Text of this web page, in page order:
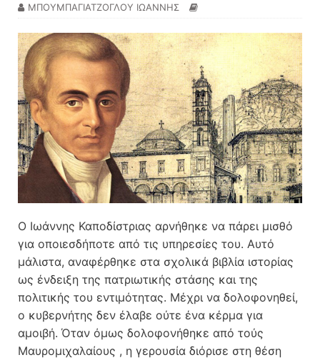
ΜΠΟΥΜΠΑΓΙΑΤΖΟΓΛΟΥ ΙΩΑΝΝΗΣ
O Ιωάννης Καποδίστριας αρνήθηκε να πάρει μισθό
για οποιεσδήποτε από τις υπηρεσίες του. Αυτό
μάλιστα, αναφέρθηκε στα σχολικά βιβλία ιστορίας
ως ένδειξη της πατριωτικής στάσης και της
πολιτικής του εντιμότητας. Μέχρι να δολοφονηθεί,
ο κυβερνήτης δεν έλαβε ούτε ένα κέρμα για
αμοιβή. Όταν όμως δολοφονήθηκε από τούς
Μαυρομιχαλαίους , η γερουσία διόρισε στη θέση